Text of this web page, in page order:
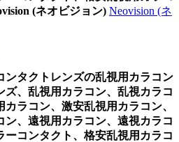
(ネオビジョン) Neovision (ネ
ンタクトレンズの乱視用カラコン
ズ、乱視用カラコン、乱視カラコ
カラコン、激安乱視用カラコン、
ン、遠視用カラコン、遠視カラコ
ーコンタクト、格安乱視用カラコ